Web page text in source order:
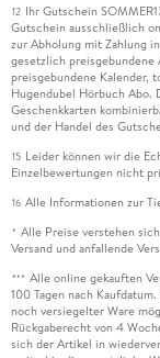
12 Ihr Gutschein
Gutschein ausschließlich
zur Abholung mit Zahlung
gesetzlich
preisgebundene Kalender,
Hugendubel Hörbuch
Geschenkkarten
und der Handel des
15 Leider können wir die
Einzelbewertungen nicht
16 Alle Informationen zur
* Alle Preise verstehen
Versand und anfallende
*** Alle online gekauften
100 Tagen nach
noch versiegelter Ware
Rückgaberecht von 4
sich der Artikel in